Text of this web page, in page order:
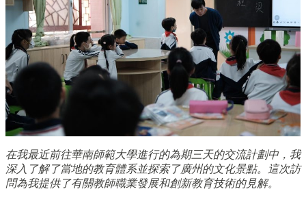
在我最近前往華南師範大學進行的為期三天的交流計劃中，我
深入了解了當地的教育體系並探索了廣州的文化景點。這次訪
問為我提供了有關教師職業發展和創新教育技術的見解。